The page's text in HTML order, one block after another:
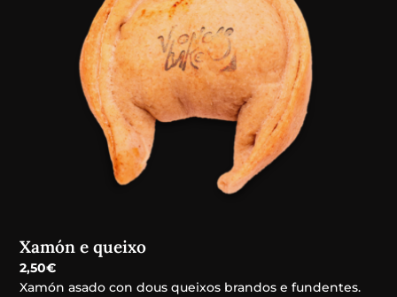
Xamón e queixo
2,50€
Xamón asado con dous queixos brandos e fundentes.